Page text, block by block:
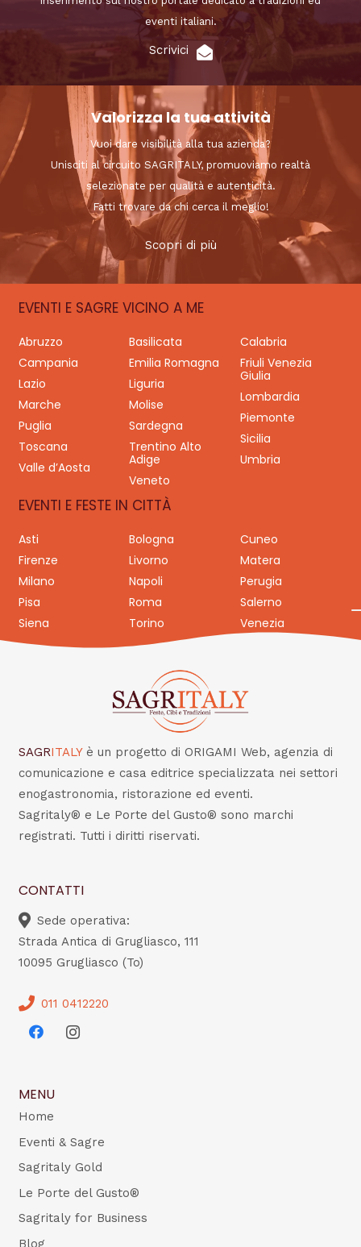
eventi italiani.
Scrivici
Valorizza la tua attività
Vuoi dare visibilità alla tua azienda?
Unisciti al circuito SAGRITALY, promuoviamo realtà
selezionate per qualità e autenticità.
Fatti trovare da chi cerca il meglio!
Scopri di più
EVENTI E SAGRE VICINO A ME
Abruzzo Basilicata
Calabria
Campania
Emilia Romagna
Friuli Venezia
Giulia
Lazio
Liguria
Lombardia
Marche
Molise
Piemonte
Puglia
Sardegna
Sicilia
Toscana
Trentino Alto
Adige
Umbria
Valle d’Aosta
Veneto
EVENTI E FESTE IN CITTÀ
Asti Bologna
Cuneo
Firenze
Livorno
Matera
Milano
Napoli
Perugia
Pisa
Roma
Salerno
Siena
Torino Venezia
SAGRITALY è un progetto di ORIGAMI Web, agenzia di
comunicazione e casa editrice specializzata nei settori
enogastronomia, ristorazione ed eventi.
Sagritaly® e Le Porte del Gusto® sono marchi
registrati. Tutti i diritti riservati.
CONTATTI
Sede operativa:
Strada Antica di Grugliasco, 111
10095 Grugliasco (To)
011 0412220
MENU
Home
Eventi & Sagre
Sagritaly Gold
Le Porte del Gusto®
Sagritaly for Business
Blog